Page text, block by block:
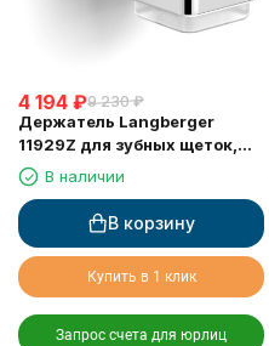
4 194 ₽9 230 ₽
Держатель Langberger
11929Z для зубных щеток,
подвесной стеклянный
стакан
В наличии
В корзину
Купить в 1 клик
Запрос счета для юрлиц